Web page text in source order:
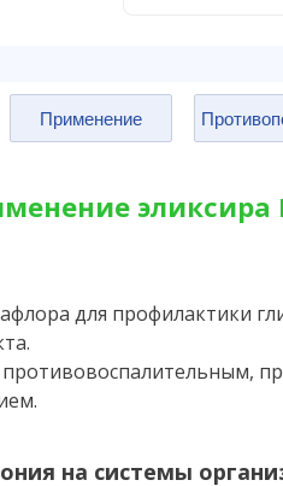
Применение
эликсира
для профилактики
на системы